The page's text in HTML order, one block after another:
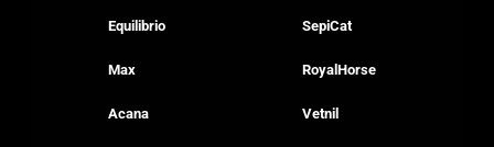
Equilibrio
Max
Acana
SepiCat
RoyalHorse
Vetnil